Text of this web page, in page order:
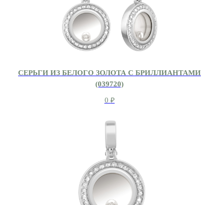
СЕРЬГИ ИЗ БЕЛОГО ЗОЛОТА С БРИЛЛИАНТАМИ
(039720)
0 ₽